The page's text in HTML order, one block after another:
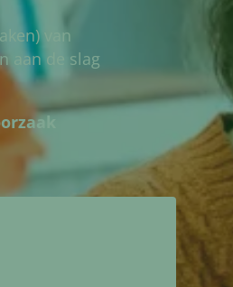
van
aan de slag